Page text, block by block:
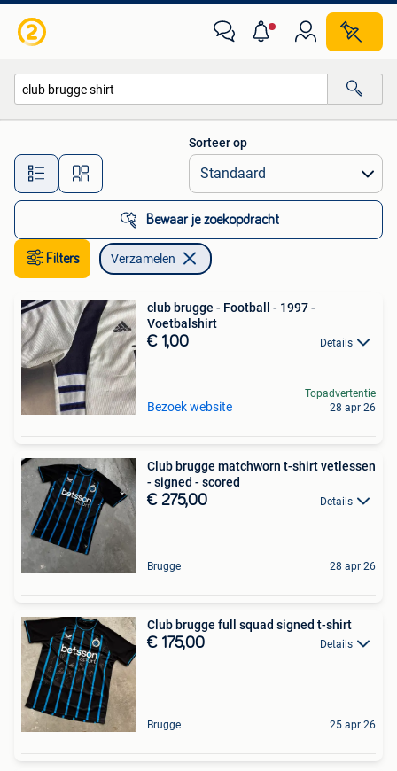
Alle afstanden…
Sorteer op
Bewaar je zoekopdracht
Filters Verzamelen
club brugge - Football - 1997 -
Voetbalshirt
€ 1,00 Details
Bezoek website
Topadvertentie
28 apr 26
Club brugge matchworn t-shirt vetlessen
- signed - scored
€ 275,00 Details
Brugge 28 apr 26
Club brugge full squad signed t-shirt
€ 175,00 Details
Brugge 25 apr 26